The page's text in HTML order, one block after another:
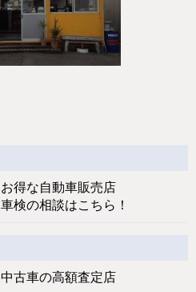
お得な自動車販売店
車検の相談はこちら！
中古車の高額査定店